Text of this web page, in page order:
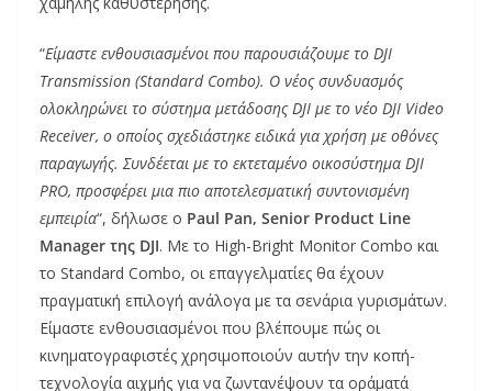
“Είμαστε ενθουσιασμένοι που παρουσιάζουμε το DJI
Transmission (Standard Combo). Ο νέος συνδυασμός
ολοκληρώνει το σύστημα μετάδοσης DJI με το νέο DJI Video
Receiver, ο οποίος σχεδιάστηκε ειδικά για χρήση με οθόνες
παραγωγής. Συνδέεται με το εκτεταμένο οικοσύστημα DJI
PRO, προσφέρει μια πιο αποτελεσματική συντονισμένη
εμπειρία“, δήλωσε ο Paul Pan, Senior Product Line
Manager της DJI. Με το High-Bright Monitor Combo και
το Standard Combo, οι επαγγελματίες θα έχουν
πραγματική επιλογή ανάλογα με τα σενάρια γυρισμάτων.
Είμαστε ενθουσιασμένοι που βλέπουμε πώς οι
κινηματογραφιστές χρησιμοποιούν αυτήν την κοπή-
τεχνολογία αιχμής για να ζωντανέψουν τα οράματά